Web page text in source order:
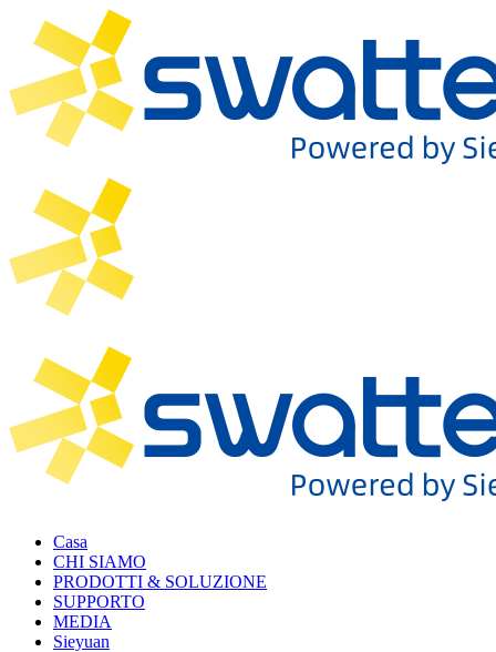
Casa
CHI SIAMO
PRODOTTI & SOLUZIONE
SUPPORTO
MEDIA
Sieyuan